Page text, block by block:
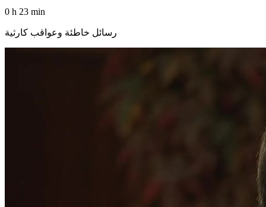
0 h 23 min
رسائل خاطئة وعواقب كارثية